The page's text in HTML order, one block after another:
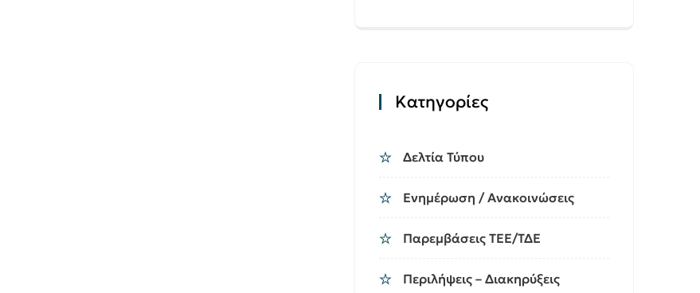
Kατηγορίες
Δελτία Τύπου
Ενημέρωση / Ανακοινώσεις
Παρεμβάσεις ΤΕΕ/ΤΔΕ
Περιλήψεις – Διακηρύξεις